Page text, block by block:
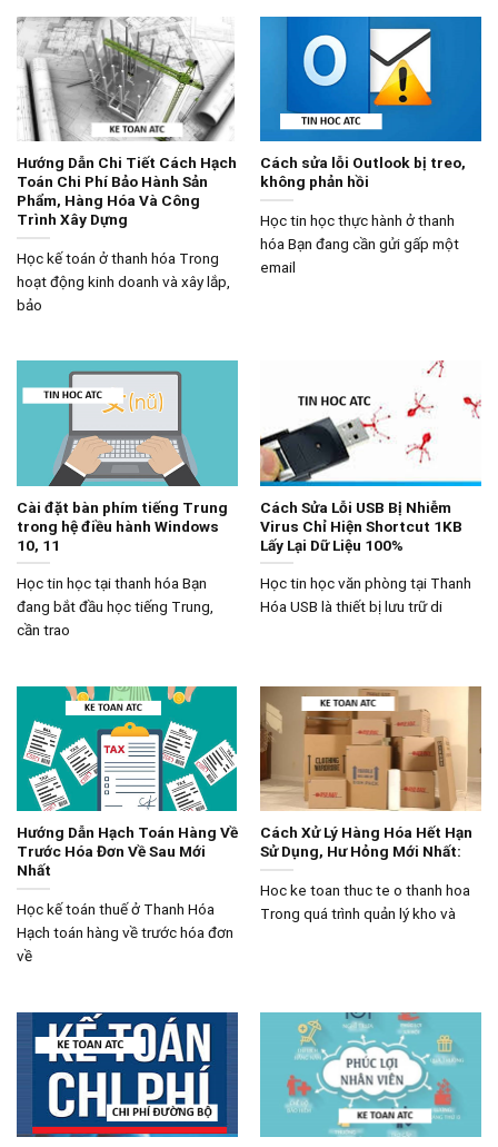
Hướng Dẫn Chi Tiết Cách Hạch
Toán Chi Phí Bảo Hành Sản
Phẩm, Hàng Hóa Và Công
Trình Xây Dựng
Học kế toán ở thanh hóa Trong
hoạt động kinh doanh và xây lắp,
bảo
Cách sửa lỗi Outlook bị treo,
không phản hồi
Học tin học thực hành ở thanh
hóa Bạn đang cần gửi gấp một
email
Cài đặt bàn phím tiếng Trung
trong hệ điều hành Windows
10, 11
Học tin học tại thanh hóa Bạn
đang bắt đầu học tiếng Trung,
cần trao
Cách Sửa Lỗi USB Bị Nhiễm
Virus Chỉ Hiện Shortcut 1KB
Lấy Lại Dữ Liệu 100%
Học tin học văn phòng tại Thanh
Hóa USB là thiết bị lưu trữ di
Hướng Dẫn Hạch Toán Hàng Về
Trước Hóa Đơn Về Sau Mới
Nhất
Học kế toán thuế ở Thanh Hóa
Hạch toán hàng về trước hóa đơn
về
Cách Xử Lý Hàng Hóa Hết Hạn
Sử Dụng, Hư Hỏng Mới Nhất:
Hoc ke toan thuc te o thanh hoa
Trong quá trình quản lý kho và